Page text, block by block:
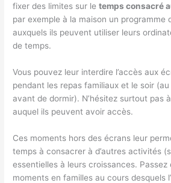
fixer des limites sur letemps consacré
par exemple à la maison un programme
auxquels ils peuvent utiliser leurs
de temps.
Vous pouvez leur interdire l’accès aux
pendant les repas familiaux et le soir
avant de dormir). N’hésitez surtout pas
auquel ils peuvent avoir accès.
Ces moments hors des écrans leur
temps à consacrer à d’autres activités
essentielles à leurs croissances. Passez
moments en familles au cours desquels